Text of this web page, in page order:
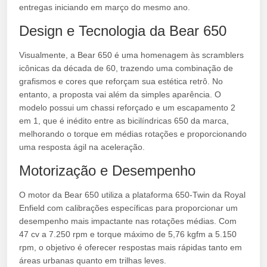
entregas iniciando em março do mesmo ano.
Design e Tecnologia da Bear 650
Visualmente, a Bear 650 é uma homenagem às scramblers
icônicas da década de 60, trazendo uma combinação de
grafismos e cores que reforçam sua estética retrô. No
entanto, a proposta vai além da simples aparência. O
modelo possui um chassi reforçado e um escapamento 2
em 1, que é inédito entre as bicilíndricas 650 da marca,
melhorando o torque em médias rotações e proporcionando
uma resposta ágil na aceleração.
Motorização e Desempenho
O motor da Bear 650 utiliza a plataforma 650-Twin da Royal
Enfield com calibrações específicas para proporcionar um
desempenho mais impactante nas rotações médias. Com
47 cv a 7.250 rpm e torque máximo de 5,76 kgfm a 5.150
rpm, o objetivo é oferecer respostas mais rápidas tanto em
áreas urbanas quanto em trilhas leves.